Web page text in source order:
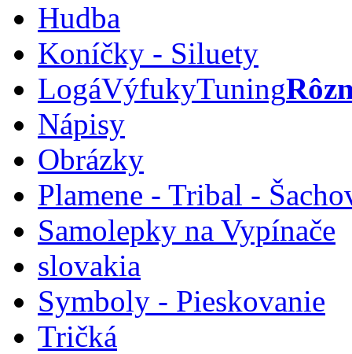
Hudba
Koníčky - Siluety
LogáVýfukyTuning
Nápisy
Obrázky
Plamene - Tribal -
Samolepky na Vypínače
slovakia
Symboly - Pieskovanie
Tričká